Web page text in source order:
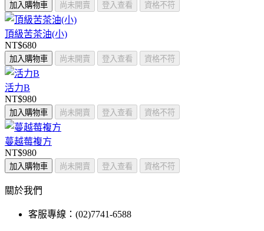
加入購物車 尚未開賣 登入查看 資格不符
頂級苦茶油(小)
NT$680
加入購物車 尚未開賣 登入查看 資格不符
活力B
NT$980
加入購物車 尚未開賣 登入查看 資格不符
蔓越莓複方
NT$980
加入購物車 尚未開賣 登入查看 資格不符
關於我們
客服專線：(02)7741-6588